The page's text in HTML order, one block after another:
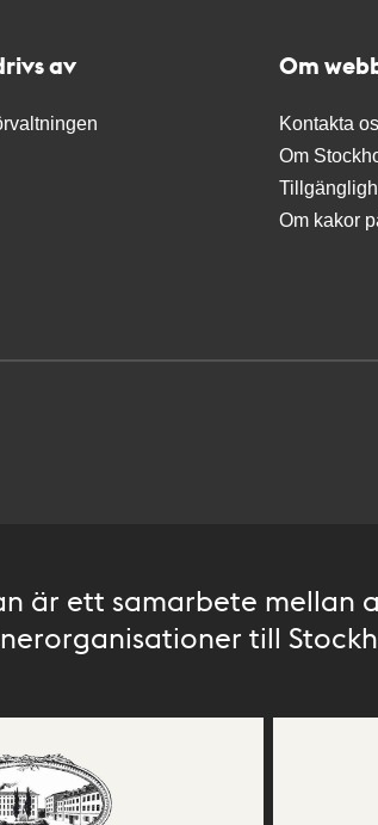
av Om
Kontakta
Om
Om kakor
är ett samarbete mellan
till